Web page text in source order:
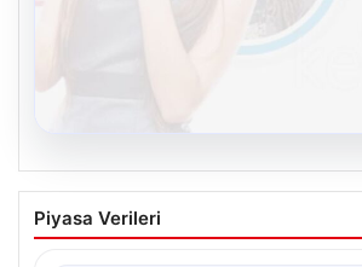
Kelebek chat adresi İle
Sertifikalı Adresi Ve
Piyasa Verileri